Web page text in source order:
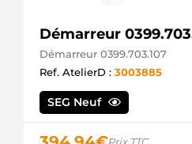
Démarreur
Démarreur 0399.703.107
Ref. AtelierD : 3003885
SEG Neuf